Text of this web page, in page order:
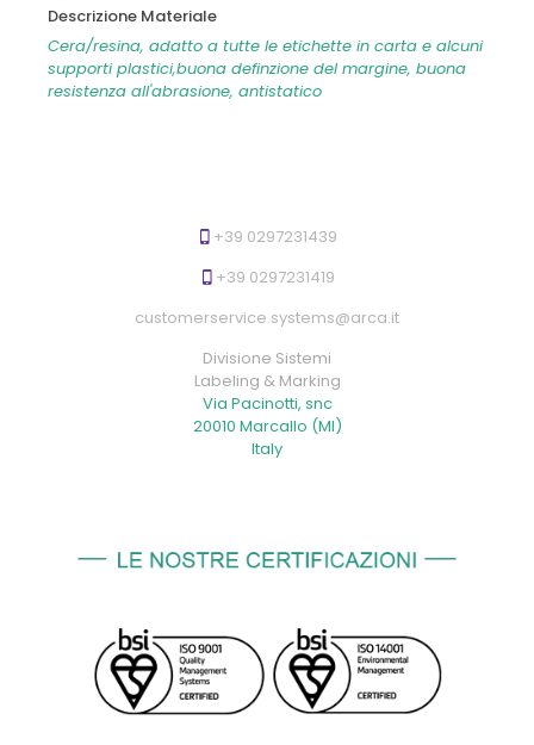
Descrizione Materiale
Cera/resina, adatto a tutte le etichette in carta e alcuni
supporti plastici,buona definzione del margine, buona
resistenza all'abrasione, antistatico
+39 0297231439
+39 0297231419
customerservice.systems@arca.it
Divisione Sistemi
Labeling & Marking
Via Pacinotti, snc
20010 Marcallo (MI)
Italy